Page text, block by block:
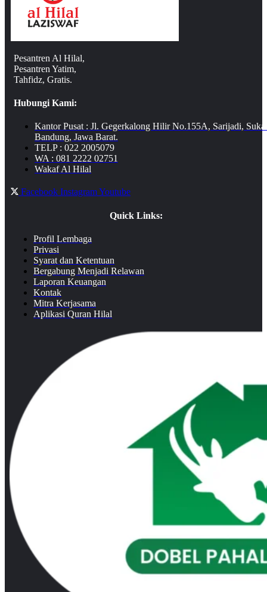
Pesantren Al Hilal,
Pesantren Yatim,
Tahfidz, Gratis.
Hubungi Kami:
Kantor Pusat : Jl. Gegerkalong Hilir No.155A, Sarijadi,
Bandung, Jawa Barat.
TELP : 022 2005079
WA : 081 2222 02751
Wakaf Al Hilal
Facebook InstagramYoutube
Quick Links:
Profil Lembaga
Privasi
Syarat dan Ketentuan
Bergabung Menjadi Relawan
Laporan Keuangan
Kontak
Mitra Kerjasama
Aplikasi Quran Hilal